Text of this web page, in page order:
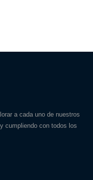
a cada uno de nuestros
cumpliendo con todos los